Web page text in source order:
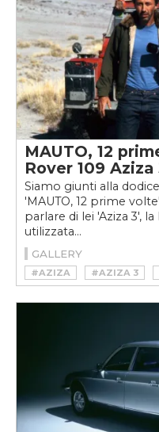
MAUTO, 12
Rover 109 Aziza
Siamo giunti alla
'MAUTO, 12 prime
parlare di lei 'Aziza 3',
utilizzata...
GALLERY
#AZIZA #AZIZA 3
#LAND ROVER 109 AZIZA
#MAUTO 12 PRIME VOLTE